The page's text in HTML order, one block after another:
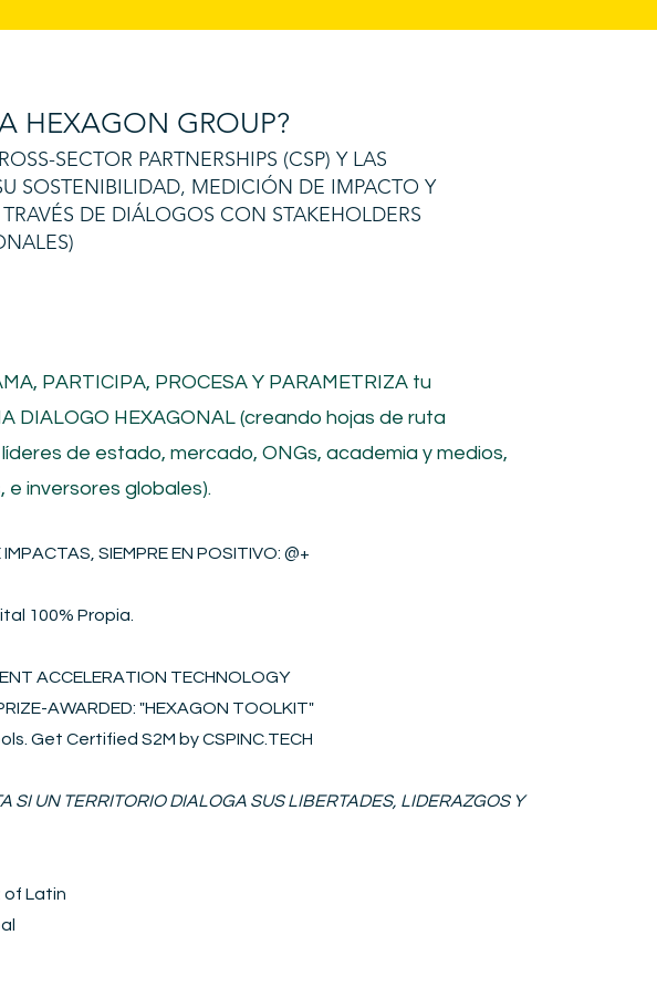
HEXAGON GROUP?
SECTOR PARTNERSHIPS (CSP) Y LAS
SOSTENIBILIDAD, MEDICIÓN DE IMPACTO Y
DE DIÁLOGOS CON STAKEHOLDERS
PARTICIPA, PROCESA Y PARAMETRIZA tu
DIALOGO HEXAGONAL (creando hojas de ruta
de estado, mercado, ONGs, academia y medios,
inversores globales).
SIEMPRE EN POSITIVO​: @+
100% Propia.
ACCELERATION TECHNOLOGY
AWARDED: "HEXAGON TOOLKIT"
Get Certified S2M by CSPINC.TECH
SI UN TERRITORIO DIALOGA SUS LIBERTADES, LIDERAZGOS Y
of Latin